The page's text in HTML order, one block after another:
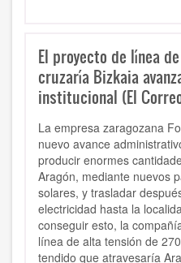
El proyecto de línea
cruzaría Bizkaia
institucional (El
La empresa zaragozana
nuevo avance
producir enormes
Aragón, mediante nuevos
solares, y trasladar
electricidad hasta la
conseguir esto, la
línea de alta tensión de
tendido que atravesaría